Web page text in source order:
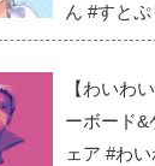
ん #すとぷ
【わいわ
ーボード&
ェア #わ